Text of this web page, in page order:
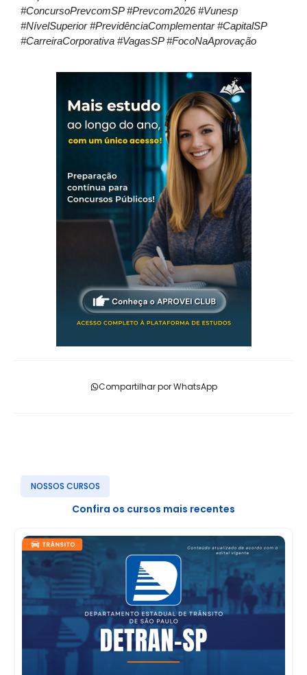
#ConcursoPrevcomSP #Prevcom2026 #Vunesp
#NívelSuperior #PrevidênciaComplementar #CapitalSP
#CarreiraCorporativa #VagasSP #FocoNaAprovação
Compartilhar por WhatsApp
NOSSOS CURSOS
Confira os cursos mais recentes